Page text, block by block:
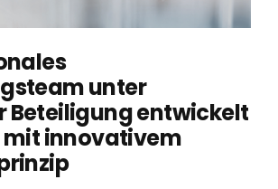
unter
Beteiligung entwickelt
innovativem